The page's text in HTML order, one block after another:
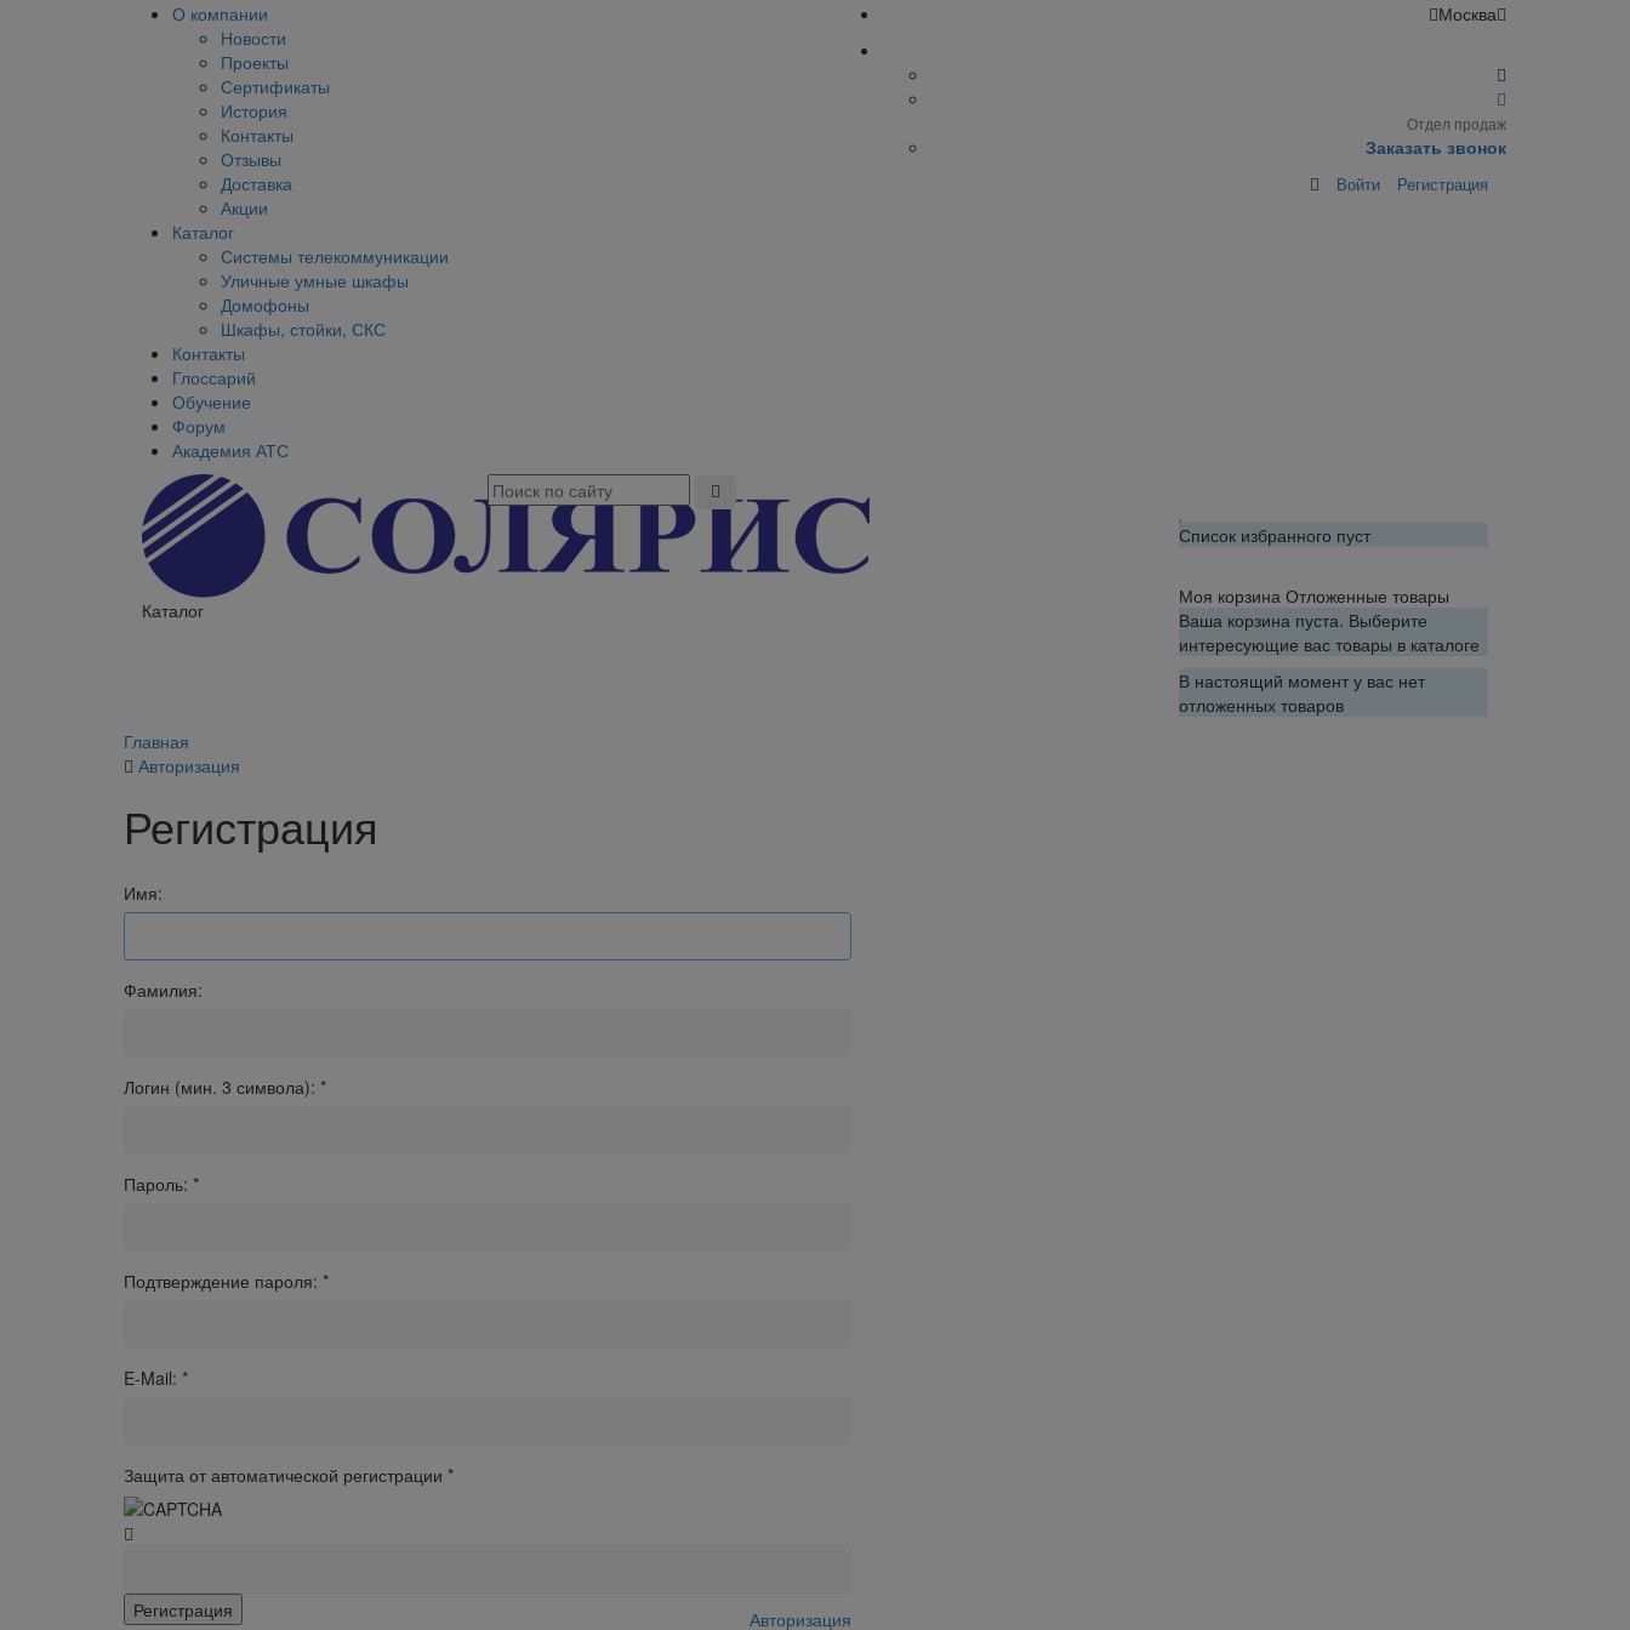
О компании
Новости
Проекты
Сертификаты
История
Контакты
Отзывы
Доставка
Акции
Каталог
Системы телекоммуникации
Уличные умные шкафы
Домофоны
Шкафы, стойки, СКС
Контакты
Глоссарий
Обучение
Форум
Академия АТС
Москва
Отдел продаж
Заказать звонок
Войти Регистрация
Каталог
Список избранного пуст
Моя корзина Отложенные товары
Ваша корзина пуста. Выберите
интересующие вас товары в каталоге
В настоящий момент у вас нет
отложенных товаров
Главная
Авторизация
Регистрация
Имя:
Фамилия:
Логин (мин. 3 символа): *
Пароль: *
Подтверждение пароля: *
E-Mail: *
Защита от автоматической регистрации *
Авторизация